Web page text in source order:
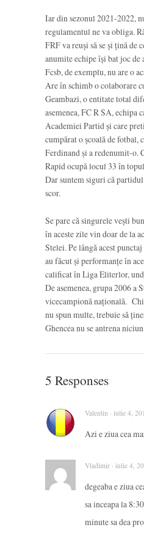
Iar din sezonul 2021-2022,
regulamentul ne va obliga.
FRF va reuși să se și țină de
anumite echipe își bat joc de
Fcsb, de exemplu, nu are o
Are în schimb o colaborare
Geambazi, o entitate total
asemenea, FC R SA, echipa
Academiei Partid și care
cumpărat o școală de fotbal,
Ferdinand și a redenumit-o.
Rapid ocupă locul 33 în
Dar suntem siguri că partidul
scor.
Se pare că singurele vești
în aceste zile vin doar de la
Stelei. Pe lângă acest
au făcut și performanțe în
calificat în Liga Eliterlor,
De asemenea, grupa 2006 a
vicecampionă națională.
nu spun multe, trebuie să
Ghencea nu se antrena
5 Responses
Valentin · iulie 4,
Azi e ziua cea
Vladimir · iulie 4,
degeaba e ziua
sa inceapa la
minute sa dea